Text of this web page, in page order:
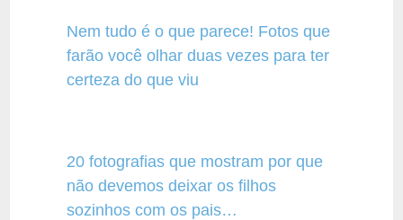
Nem tudo é o que parece! Fotos que
farão você olhar duas vezes para ter
certeza do que viu
20 fotografias que mostram por que
não devemos deixar os filhos
sozinhos com os pais…